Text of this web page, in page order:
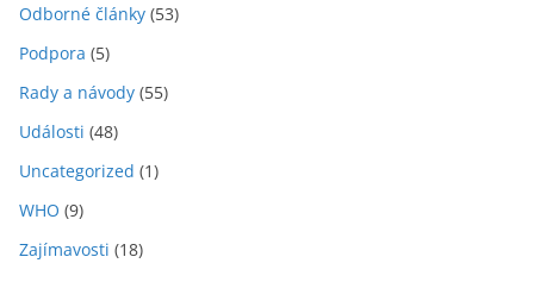
Odborné články (53)
Podpora (5)
Rady a návody (55)
Události (48)
Uncategorized (1)
WHO (9)
Zajímavosti (18)